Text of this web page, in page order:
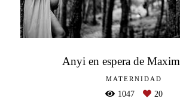
Anyi en espera de
MATERNIDAD
1047 20